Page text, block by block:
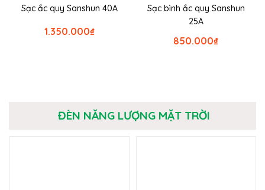
Sạc ắc quy Sanshun 40A
₫
1.350.000
Sạc bình ắc quy Sanshun
25A
₫
850.000
ĐÈN NĂNG LƯỢNG MẶT TRỜI